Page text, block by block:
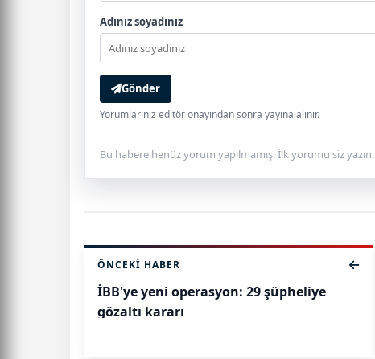
Adınız soyadınız
Gönder
Yorumlarınız editör onayından sonra yayına alınır.
Bu habere henüz yorum yapılmamış. İlk yorumu siz yazın.
ÖNCEKI HABER
İBB'ye yeni operasyon: 29 şüpheliye
gözaltı kararı